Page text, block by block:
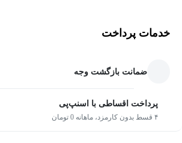
خدمات پرداخت
ضمانت بازگشت وجه
پرداخت اقساطی با اسنپ‌پی
۴ قسط بدون کارمزد، ماهانه 0 تومان